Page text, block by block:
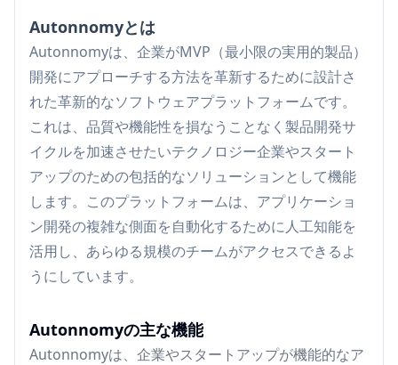
Autonnomyとは
Autonnomyは、企業がMVP（最小限の実用的製品）
開発にアプローチする方法を革新するために設計さ
れた革新的なソフトウェアプラットフォームです。
これは、品質や機能性を損なうことなく製品開発サ
イクルを加速させたいテクノロジー企業やスタート
アップのための包括的なソリューションとして機能
します。このプラットフォームは、アプリケーショ
ン開発の複雑な側面を自動化するために人工知能を
活用し、あらゆる規模のチームがアクセスできるよ
うにしています。
Autonnomyの主な機能
Autonnomyは、企業やスタートアップが機能的なア